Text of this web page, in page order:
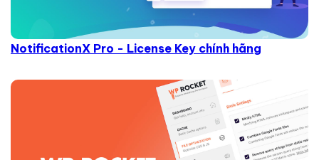
NotificationX Pro - License Key chính hãng